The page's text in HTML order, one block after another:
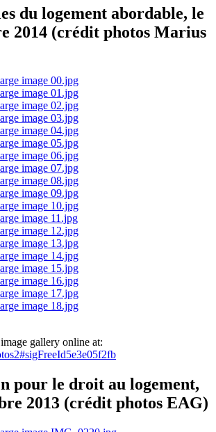
du logement abordable, le
2014 (crédit photos Marius
gallery online at:
pour le droit au logement,
2013 (crédit photos EAG)